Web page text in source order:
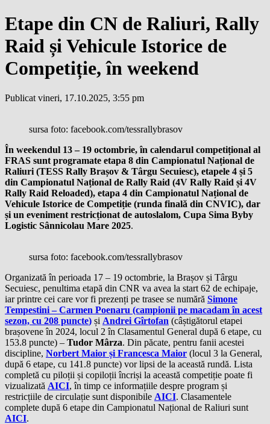
Etape din CN de Raliuri, Rally
Raid și Vehicule Istorice de
Competiție, în weekend
Publicat vineri, 17.10.2025, 3:55 pm
sursa foto: facebook.com/tessrallybrasov
În weekendul 13 – 19 octombrie, în calendarul competițional al
FRAS sunt programate etapa 8 din Campionatul Național de
Raliuri (TESS Rally Brașov & Târgu Secuiesc), etapele 4 și 5
din Campionatul Național de Rally Raid (4V Rally Raid și 4V
Rally Raid Reloaded), etapa 4 din Campionatul Național de
Vehicule Istorice de Competiție (runda finală din CNVIC), dar
și un eveniment restricționat de autoslalom, Cupa Sima Byby
Logistic Sânnicolau Mare 2025.
sursa foto: facebook.com/tessrallybrasov
Organizată în perioada 17 – 19 octombrie, la Brașov și Târgu
Secuiesc, penultima etapă din CNR va avea la start 62 de echipaje,
iar printre cei care vor fi prezenți pe trasee se numără Simone
Tempestini – Carmen Poenaru (campionii pe macadam în acest
sezon, cu 208 puncte) și Andrei Gîrtofan (câștigătorul etapei
brașovene în 2024, locul 2 în Clasamentul General după 6 etape, cu
153.8 puncte) – Tudor Mârza. Din păcate, pentru fanii acestei
discipline, Norbert Maior și Francesca Maior (locul 3 la General,
după 6 etape, cu 141.8 puncte) vor lipsi de la această rundă. Lista
completă cu piloții și copiloții încriși la această competiție poate fi
vizualizată AICI, în timp ce informațiile despre program și
restricțiile de circulație sunt disponibile AICI. Clasamentele
complete după 6 etape din Campionatul Național de Raliuri sunt
AICI.